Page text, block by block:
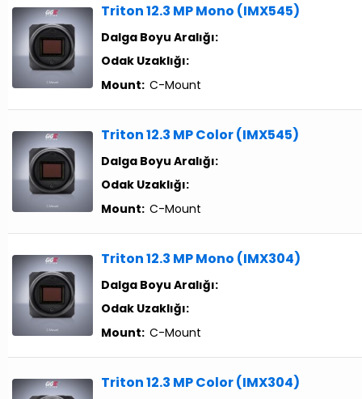
Triton 12.3 MP Mono (IMX545)
Dalga Boyu Aralığı:
Odak Uzaklığı:
Mount: C-Mount
Triton 12.3 MP Color (IMX545)
Dalga Boyu Aralığı:
Odak Uzaklığı:
Mount: C-Mount
Triton 12.3 MP Mono (IMX304)
Dalga Boyu Aralığı:
Odak Uzaklığı:
Mount: C-Mount
Triton 12.3 MP Color (IMX304)